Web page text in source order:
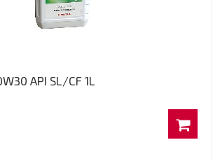
API SL/CF 1L